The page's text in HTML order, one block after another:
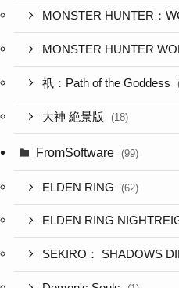
MONSTER HUNTER：
MONSTER HUNTER
祇：Path of the Goddess
大神 絶景版 (18)
FromSoftware (99)
ELDEN RING (62)
ELDEN RING
SEKIRO： SHADOWS